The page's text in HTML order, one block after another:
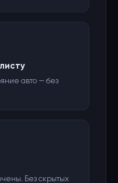
авто — без
Без скрытых